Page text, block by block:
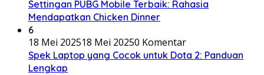
Settingan PUBG Mobile Terbaik: Rahasia
Mendapatkan Chicken Dinner
6
18 Mei 202518 Mei 20250 Komentar
Spek Laptop yang Cocok untuk Dota 2: Panduan
Lengkap